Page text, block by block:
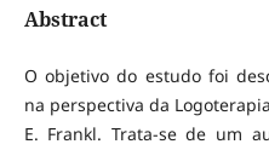
Abstract
O objetivo do estudo foi
na perspectiva da
E. Frankl. Trata-se de um